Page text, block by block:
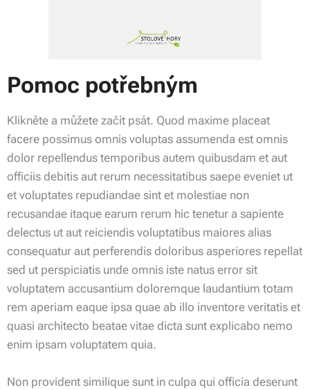
Pomoc potřebným
Klikněte a můžete začít psát. Quod maxime placeat
facere possimus omnis voluptas assumenda est omnis
dolor repellendus temporibus autem quibusdam et aut
officiis debitis aut rerum necessitatibus saepe eveniet ut
et voluptates repudiandae sint et molestiae non
recusandae itaque earum rerum hic tenetur a sapiente
delectus ut aut reiciendis voluptatibus maiores alias
consequatur aut perferendis doloribus asperiores repellat
sed ut perspiciatis unde omnis iste natus error sit
voluptatem accusantium doloremque laudantium totam
rem aperiam eaque ipsa quae ab illo inventore veritatis et
quasi architecto beatae vitae dicta sunt explicabo nemo
enim ipsam voluptatem quia.
Non provident similique sunt in culpa qui officia deserunt